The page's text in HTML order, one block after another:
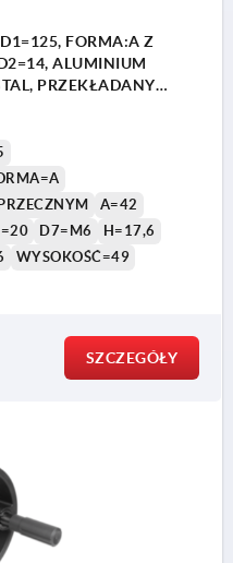
FORMA:A Z
ALUMINIUM
PRZEKŁADANY
A=42
D7=M6
H=17,6
WYSOKOŚĆ=49
SZCZEGÓŁY